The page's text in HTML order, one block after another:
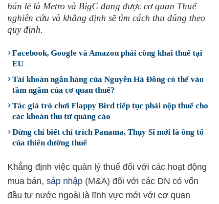
bán lẻ là Metro và BigC đang được cơ quan Thuế
nghiên cứu và khẳng định sẽ tìm cách thu đúng theo
quy định.
Facebook, Google và Amazon phải công khai thuế tại
EU
Tài khoản ngân hàng của Nguyễn Hà Đông có thể vào
tầm ngắm của cơ quan thuế?
Tác giả trò chơi Flappy Bird tiếp tục phải nộp thuế cho
các khoản thu từ quảng cáo
Đừng chỉ biết chỉ trích Panama, Thụy Sĩ mới là ông tổ
của thiên đường thuế
Khẳng định việc quản lý thuế đối với các hoạt động
mua bán, sáp nhập (M&A) đối với các DN có vốn
đầu tư nước ngoài là lĩnh vực mới với cơ quan